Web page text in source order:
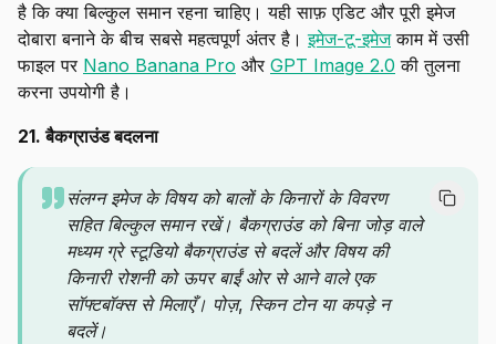
है कि क्या बिल्कुल समान रहना चाहिए। यही साफ़ एडिट और पूरी इमेज
दोबारा बनाने के बीच सबसे महत्वपूर्ण अंतर है।इमेज-टू-इमेजकाम में उसी
फाइल पर Nano Banana Pro और GPT Image 2.0 की तुलना
करना उपयोगी है।
21. बैकग्राउंड बदलना
संलग्न इमेज के विषय को बालों के किनारों के विवरण
सहित बिल्कुल समान रखें। बैकग्राउंड को बिना जोड़ वाले
मध्यम ग्रे स्टूडियो बैकग्राउंड से बदलें और विषय की
किनारी रोशनी को ऊपर बाईं ओर से आने वाले एक
सॉफ्टबॉक्स से मिलाएँ। पोज़, स्किन टोन या कपड़े न
बदलें।